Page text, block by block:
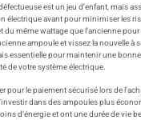
est un jeu d’enfant, mais
électrique avant pour minimiser les
du même wattage que l’ancienne
ampoule et vissez la nouvelle à
essentielle pour maintenir une
de votre système électrique.
pour le paiement sécurisé lors de
dans des ampoules plus
d’énergie et ont une durée de vie